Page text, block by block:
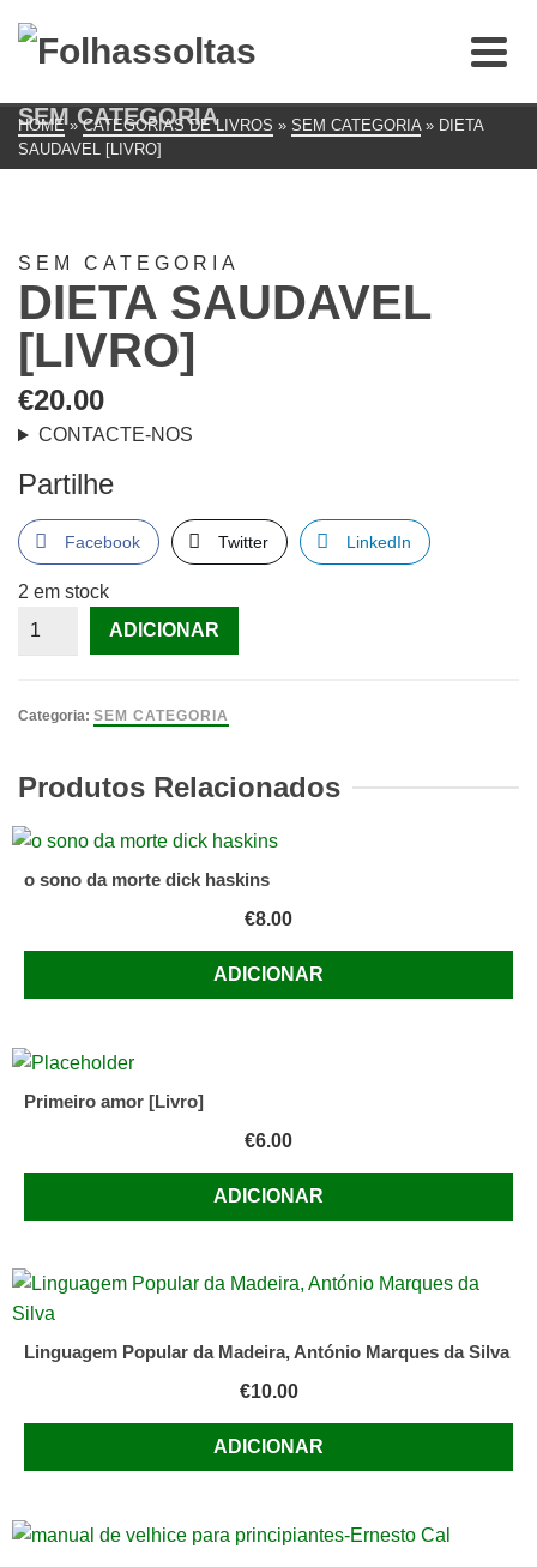
SEM CATEGORIA
HOME » CATEGORIAS DE LIVROS » SEM CATEGORIA » DIETA
SAUDAVEL [LIVRO]
SEM CATEGORIA
DIETA SAUDAVEL
[LIVRO]
€20.00
CONTACTE-NOS
Partilhe
Facebook Twitter LinkedIn
2 em stock
Quantidade
SAUDAVEL
ADICIONAR
Categoria: SEM CATEGORIA
Produtos Relacionados
o sono da morte dick haskins
€8.00
ADICIONAR
Primeiro amor [Livro]
€6.00
ADICIONAR
Linguagem Popular da Madeira, António Marques da Silva
€10.00
ADICIONAR